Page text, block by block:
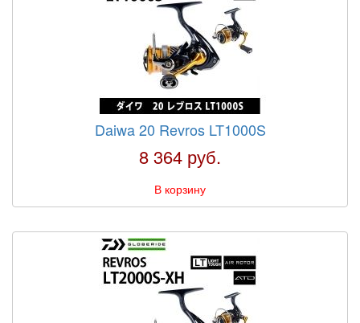
Daiwa 20 Revros LT1000S
8 364 руб.
В корзину